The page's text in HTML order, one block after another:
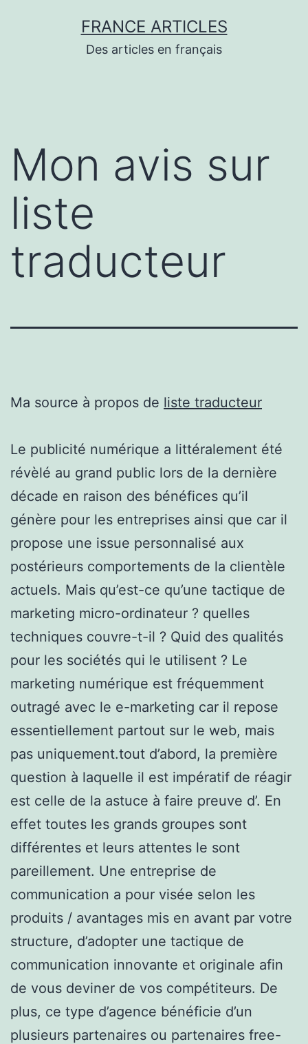
FRANCE ARTICLES
Des articles en français
Mon avis sur
liste
traducteur
Ma source à propos de liste traducteur
Le publicité numérique a littéralement été
révèlé au grand public lors de la dernière
décade en raison des bénéfices qu’il
génère pour les entreprises ainsi que car il
propose une issue personnalisé aux
postérieurs comportements de la clientèle
actuels. Mais qu’est-ce qu’une tactique de
marketing micro-ordinateur ? quelles
techniques couvre-t-il ? Quid des qualités
pour les sociétés qui le utilisent ? Le
marketing numérique est fréquemment
outragé avec le e-marketing car il repose
essentiellement partout sur le web, mais
pas uniquement.tout d’abord, la première
question à laquelle il est impératif de réagir
est celle de la astuce à faire preuve d’. En
effet toutes les grands groupes sont
différentes et leurs attentes le sont
pareillement. Une entreprise de
communication a pour visée selon les
produits / avantages mis en avant par votre
structure, d’adopter une tactique de
communication innovante et originale afin
de vous deviner de vos compétiteurs. De
plus, ce type d’agence bénéficie d’un
plusieurs partenaires ou partenaires free-